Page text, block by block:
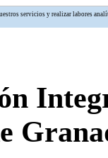
servicios y realizar labores